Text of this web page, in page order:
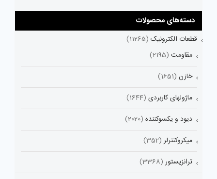
دسته‌های محصولات
قطعات الکترونیک (11265)
مقاومت (2195)
خازن (1651)
ماژولهای کاربردی (1644)
دیود و یکسوکننده (2020)
میکروکنترلر (352)
ترانزیستور (3368)